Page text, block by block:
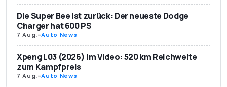
Die Super Bee ist zurück: Der neueste Dodge
Charger hat 600 PS
7 Aug.-Auto News
Xpeng L03 (2026) im Video: 520 km Reichweite
zum Kampfpreis
7 Aug.-Auto News